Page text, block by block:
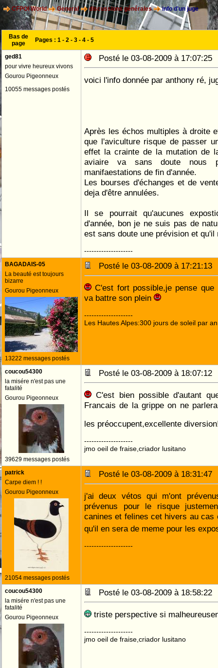
CFPOI World General discussions générales info d'un juge
Bas de
page
Pages : 1 - 2 - 3 - 4 - 5
ged81
pour vivre heureux vivons
Gourou Pigeonneux
10055 messages postés
Posté le 03-08-2009 à
voici l'info donnée par anthony ré,
Après les échos multiples à droite
que l'aviculture risque de passer
effet la crainte de la mutation de
aviaire va sans doute nous
manifaestations de fin d'année.
Les bourses d'échanges et de
deja d'être annulées.
Il se pourrait qu'aucunes
d'année, bon je ne suis pas de
est sans doute une prévision et qu'il
--------------------
BAGADAIS-05
La beauté est toujours
bizarre
Gourou Pigeonneux
13222 messages postés
Posté le 03-08-2009 à
C'est fort possible,je pense que
va battre son plein
--------------------
Les Hautes Alpes:300 jours de soleil par an
coucou54300
la misére n'est pas une
fatalité
Gourou Pigeonneux
39629 messages postés
Posté le 03-08-2009 à
C'est bien possible d'autant
Francais de la grippe on ne
les préoccupent,excellente
--------------------
jmo oeil de fraise,criador lusitano
patrick
Carpe diem ! !
Gourou Pigeonneux
21054 messages postés
Posté le 03-08-2009 à
j'ai deux vétos qui m'ont
prévenus pour le risque
canines et felines cet hivers au cas
qu'il en sera de meme pour les
--------------------
coucou54300
la misére n'est pas une
fatalité
Gourou Pigeonneux
Posté le 03-08-2009 à
triste perspective si
--------------------
jmo oeil de fraise,criador lusitano